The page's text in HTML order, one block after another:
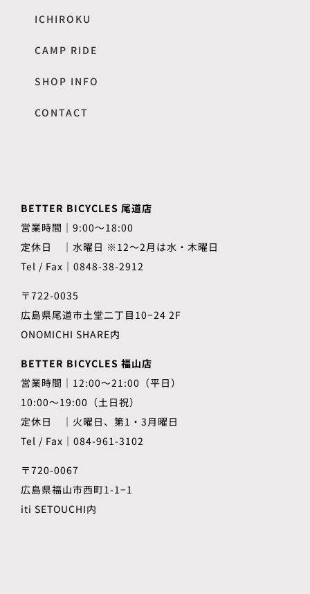
ICHIROKU
CAMP RIDE
SHOP INFO
CONTACT
BETTER BICYCLES 尾道店
営業時間｜9:00～18:00
定休日 ｜水曜日 ※12〜2月は水・木曜日
Tel / Fax｜0848-38-2912
〒722-0035
広島県尾道市土堂二丁目10−24 2F
ONOMICHI SHARE内
BETTER BICYCLES 福山店
営業時間｜12:00～21:00（平日）
10:00～19:00（土日祝）
定休日 ｜火曜日、第1・3月曜日
Tel / Fax｜084-961-3102
〒720-0067
広島県福山市西町1-1−1
iti SETOUCHI内